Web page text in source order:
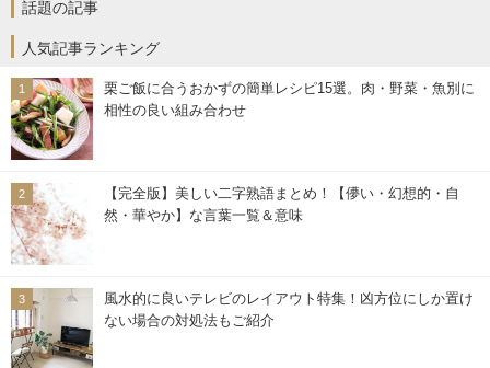
話題の記事
人気記事ランキング
栗ご飯に合うおかずの簡単レシピ15選。肉・野菜・魚別に
相性の良い組み合わせ
【完全版】美しい二字熟語まとめ！【儚い・幻想的・自
然・華やか】な言葉一覧＆意味
風水的に良いテレビのレイアウト特集！凶方位にしか置け
ない場合の対処法もご紹介